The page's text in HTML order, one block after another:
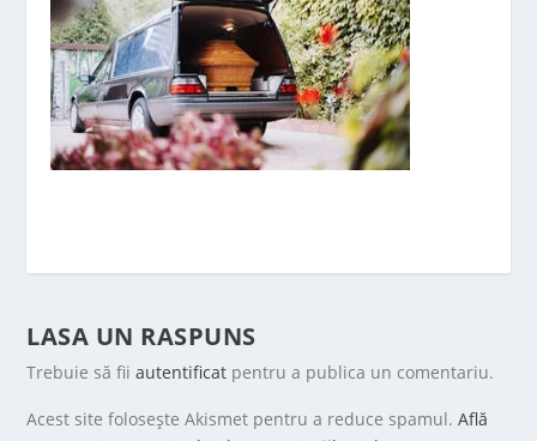
LASA UN RASPUNS
Trebuie să fiiautentificat pentru a publica un comentariu.
Acest site folosește Akismet pentru a reduce spamul.Află